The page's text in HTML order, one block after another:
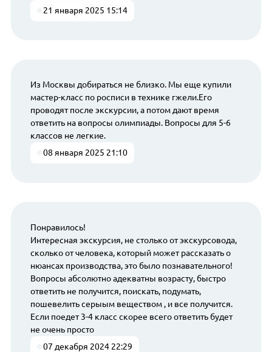
21 января 2025 15:14
Из Москвы добираться не близко. Мы еще купили
мастер-класс по росписи в технике гжели.Его
проводят после экскурсии, а потом дают время
ответить на вопросы олимпиады. Вопросы для 5-6
классов не легкие.
08 января 2025 21:10
Понравилось!
Интересная экскурсия, не столько от экскурсовода,
сколько от человека, который может рассказать о
нюансах производства, это было познавательного!
Вопросы абсолютно адекватны возрасту, быстро
ответить не получится, поискать, подумать,
пошевелить серыым веществом , и все получится.
Если поедет 3-4 класс скорее всего ответить будет
не очень просто
07 декабря 2024 22:29